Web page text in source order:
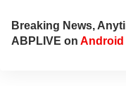
Breaking News,
ABPLIVE on Android